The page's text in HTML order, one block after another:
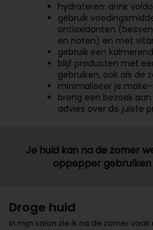
hydrateren: drink
gebruik
antioxidanten
en noten) en met
gebruik een
blijf producten met
gebruiken, ook als de
minimaliseer je
breng een bezoek
advies over de juiste
Je huid kan na de zomer
oppepper gebruiken
Droge huid
In mijn salon zie ik na de zomer